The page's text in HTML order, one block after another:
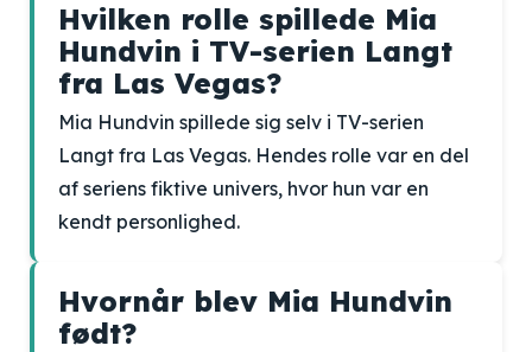
Hvilken rolle spillede Mia
Hundvin i TV-serien Langt
fra Las Vegas?
Mia Hundvin spillede sig selv i TV-serien
Langt fra Las Vegas. Hendes rolle var en del
af seriens fiktive univers, hvor hun var en
kendt personlighed.
Hvornår blev Mia Hundvin
født?